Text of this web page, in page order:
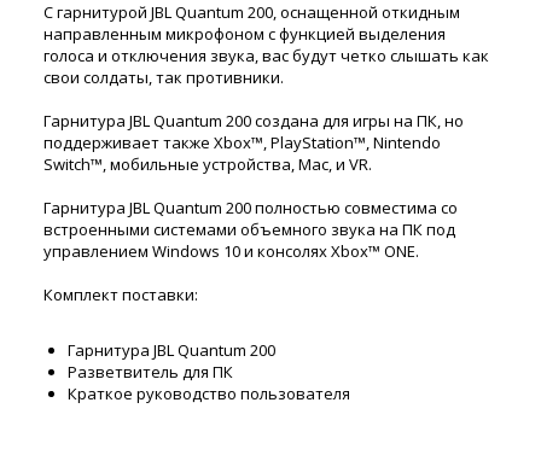
С гарнитурой JBL Quantum 200, оснащенной откидным
направленным микрофоном с функцией выделения
голоса и отключения звука, вас будут четко слышать как
свои солдаты, так противники.
Гарнитура JBL Quantum 200 создана для игры на ПК, но
поддерживает также Xbox™, PlayStation™, Nintendo
Switch™, мобильные устройства, Mac, и VR.
Гарнитура JBL Quantum 200 полностью совместима со
встроенными системами объемного звука на ПК под
управлением Windows 10 и консолях Xbox™ ONE.
Комплект поставки:
Гарнитура JBL Quantum 200
Разветвитель для ПК
Краткое руководство пользователя